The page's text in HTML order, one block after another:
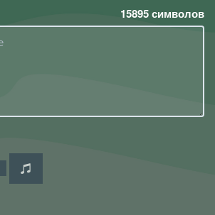
15895символов